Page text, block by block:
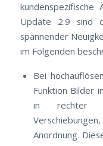
kundenspezifische
Update 2.9 sind
spannender
im Folgenden
Bei
Funktion Bilder
in rechter
Anordnung.